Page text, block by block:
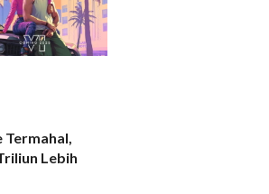
Termahal,
Lebih